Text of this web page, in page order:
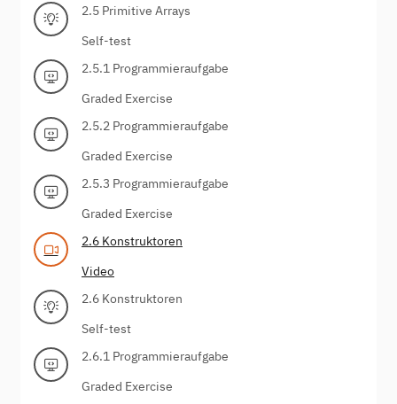
2.5 Primitive Arrays
Self-test
2.5.1 Programmieraufgabe
Graded Exercise
2.5.2 Programmieraufgabe
Graded Exercise
2.5.3 Programmieraufgabe
Graded Exercise
2.6 Konstruktoren
Video
2.6 Konstruktoren
Self-test
2.6.1 Programmieraufgabe
Graded Exercise